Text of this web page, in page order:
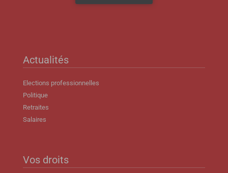
Actualités
Elections professionnelles
Politique
Retraites
Salaires
Vos droits